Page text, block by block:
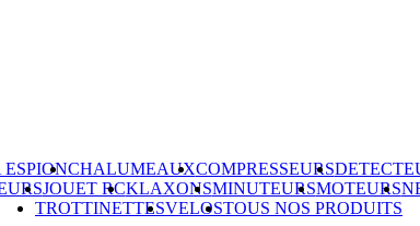
CHALUMEAUXCOMPRESSEURS
JOUET RCKLAXONSMINUTEURSMOTEURS
TROTTINETTESVELOSTOUS NOS PRODUITS